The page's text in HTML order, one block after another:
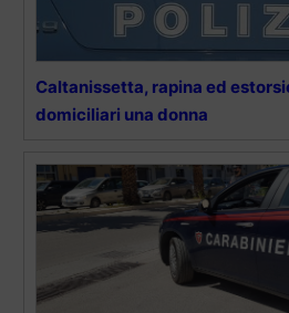
Caltanissetta, rapina ed
domiciliari una donna